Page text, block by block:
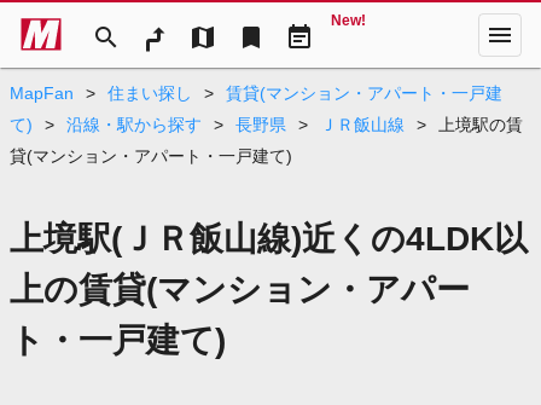
search map bookmark event_note
New! menu
MapFan > 住まい探し >
賃貸(マンション・アパート・一戸建
て)
> 沿線・駅から探す > 長野県 > ＪＲ飯山線 >
上境駅の賃
貸(マンション・アパート・一戸建て)
上境駅(ＪＲ飯山線)近くの4LDK以
上の賃貸(マンション・アパー
ト・一戸建て)